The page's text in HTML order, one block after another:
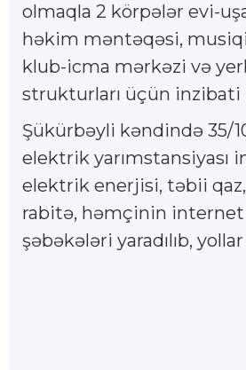
olmaqla 2 körpələr evi-
həkim məntəqəsi,
klub-icma mərkəzi və
strukturları üçün
Şükürbəyli kəndində 35/
elektrik yarımstansiyası
elektrik enerjisi, təbii
rabitə, həmçinin internet
şəbəkələri yaradılıb,